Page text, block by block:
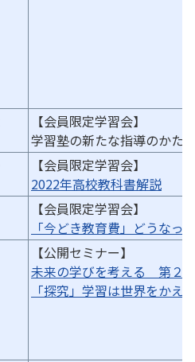
【会員限定学習会】
学習塾の新たな指導のかた
【会員限定学習会】
2022年高校教科書解説
【会員限定学習会】
「今どき教育費」どうなっ
【公開セミナー】
未来の学びを考える 第２
「探究」学習は世界をかえ